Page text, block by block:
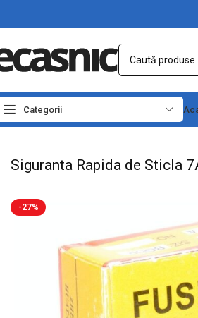
Categorii
Prima pagină Electrice Termostate & Protectii
Siguranta Rapida de Sticla
-27%